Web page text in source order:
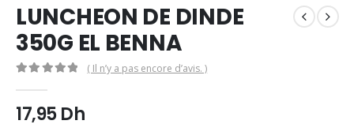
LUNCHEON DE DINDE
350G EL BENNA
( Il n’y a pas encore d’avis. )
17,95Dh